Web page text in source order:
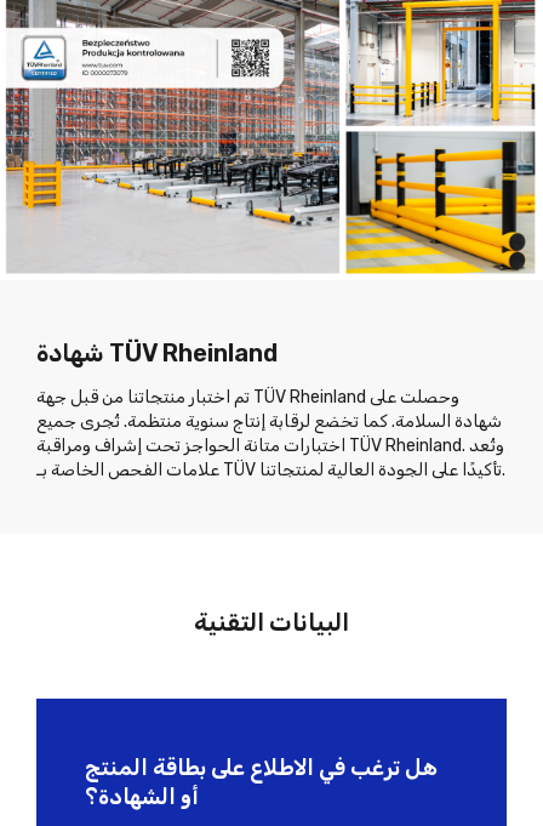
شهادة TÜV Rheinland
تم اختبار منتجاتنا من قبل جهة TÜV Rheinland وحصلت على
شهادة السلامة. كما تخضع لرقابة إنتاج سنوية منتظمة. تُجرى جميع
اختبارات متانة الحواجز تحت إشراف ومراقبة TÜV Rheinland. وتُعد
علامات الفحص الخاصة بـ TÜV تأكيدًا على الجودة العالية لمنتجاتنا.
البيانات التقنية
هل ترغب في الاطلاع على بطاقة المنتج
أو الشهادة؟